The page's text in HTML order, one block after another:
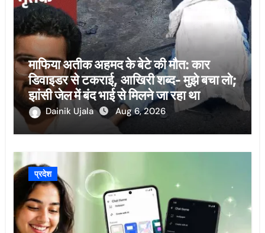
माफिया अतीक अहमद के बेटे की मौत: कार
डिवाइडर से टकराई, आखिरी शब्द- मुझे बचा लो;
झांसी जेल में बंद भाई से मिलने जा रहा था
Dainik Ujala Aug 6, 2026
प्रदेश